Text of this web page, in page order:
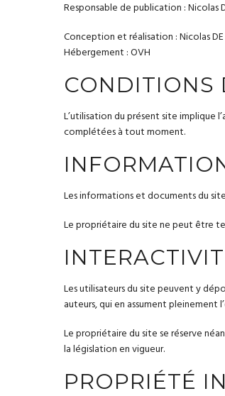
Responsable de publication : Nicolas
Conception et réalisation : Nicolas DE
Hébergement : OVH
CONDITIONS
L’utilisation du présent site implique
complétées à tout moment.
Les informations et documents du
Le propriétaire du site ne peut être
Les utilisateurs du site peuvent y
auteurs, qui en assument pleinement
Le propriétaire du site se réserve
la législation en vigueur.
PROPRIÉTÉ